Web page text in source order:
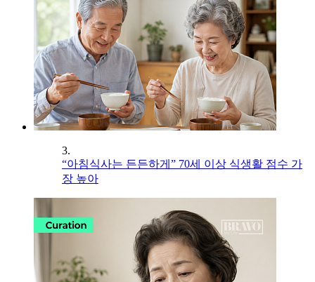
3.
“아침식사는 든든하게” 70세 이상 식생활 점수 가
장 높아